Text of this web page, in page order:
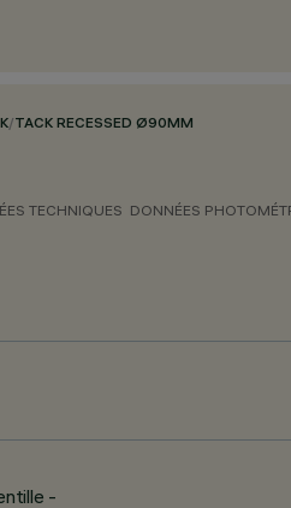
/TACK RECESSED Ø90MM
TECHNIQUES DONNÉES
-